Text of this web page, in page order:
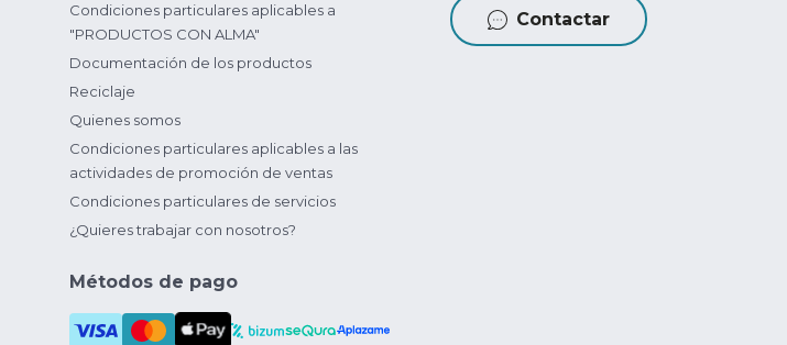
Condiciones particulares aplicables a
"PRODUCTOS CON ALMA"
Documentación de los productos
Reciclaje
Quienes somos
Condiciones particulares aplicables a las
actividades de promoción de ventas
Condiciones particulares de servicios
¿Quieres trabajar con nosotros?
Métodos de pago
Contactar